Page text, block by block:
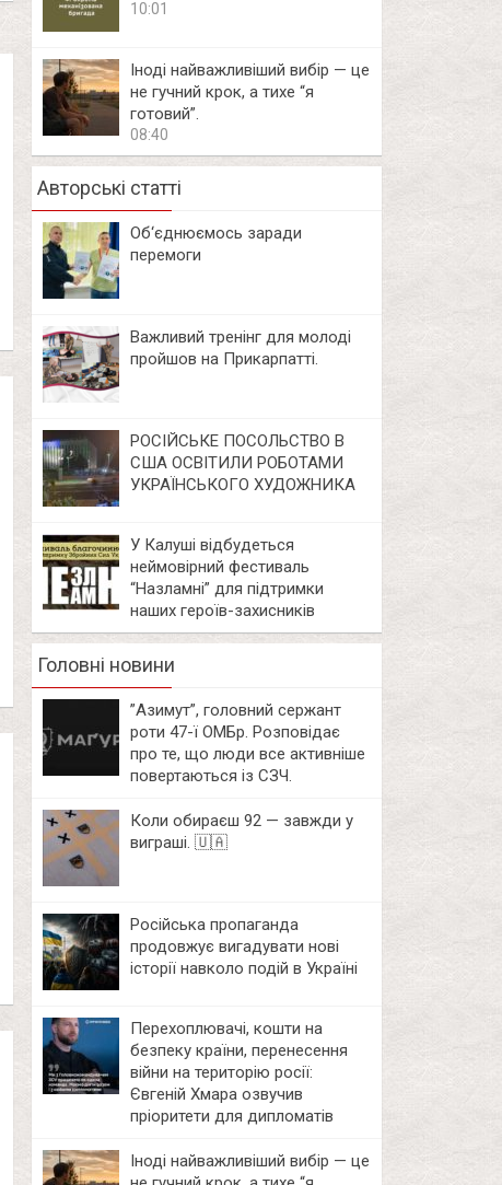
10:01
Іноді найважливіший вибір — це
не гучний крок, а тихе “я
готовий”.
08:40
Авторські статті
Об‘єднюємось заради
перемоги
Важливий тренінг для молоді
пройшов на Прикарпатті.
РОСІЙСЬКЕ ПОСОЛЬСТВО В
США ОСВІТИЛИ РОБОТАМИ
УКРАЇНСЬКОГО ХУДОЖНИКА
У Калуші відбудеться
неймовірний фестиваль
“Назламні” для підтримки
наших героїв-захисників
Головні новини
⁨”Азимут”, головний сержант
роти 47-ї ОМБр. Розповідає
про те, що люди все активніше
повертаються із СЗЧ.
Коли обираєш 92 — завжди у
виграші. 🇺🇦
Російська пропаганда
продовжує вигадувати нові
історії навколо подій в Україні
Перехоплювачі, кошти на
безпеку країни, перенесення
війни на територію росії:
Євгеній Хмара озвучив
пріоритети для дипломатів
Іноді найважливіший вибір — це